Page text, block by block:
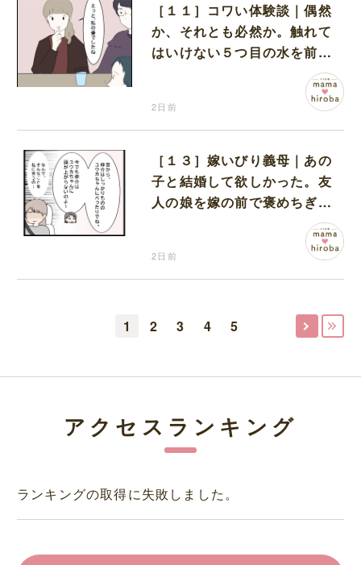
［１１］コワい体験談｜偶然
か、それとも必然か。触れて
はいけない５つ目の水を前に
2日前
［１３］嫁いびり義母｜あの
子と結婚して欲しかった。友
人の娘を嫁の前で褒めちぎる
2日前
1 2 3 4 5
アクセスランキング
ランキングの取得に失敗しました。